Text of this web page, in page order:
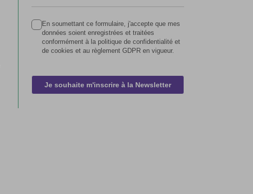
En soumettant ce formulaire, j'accepte que mes
données soient enregistrées et traitées
conformément à la politique de confidentialité et
de cookies et au règlement GDPR en vigueur.
Je souhaite m'inscrire à la Newsletter